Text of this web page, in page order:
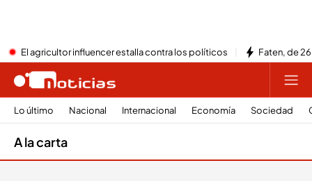
El agricultor influencer estalla contra los políticos Faten, de
Lo último Nacional Internacional Economía Sociedad
A la carta